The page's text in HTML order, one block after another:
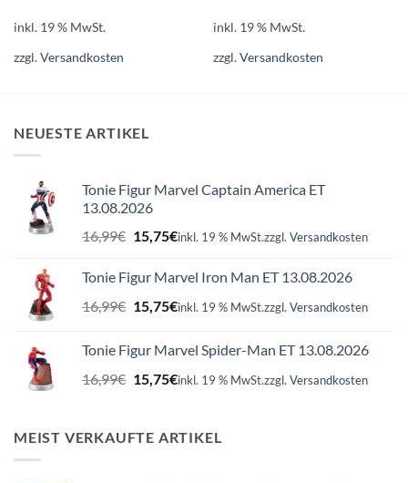
inkl. 19 % MwSt.
zzgl.Versandkosten
inkl. 19 % MwSt.
zzgl.Versandkosten
NEUESTE ARTIKEL
Tonie Figur Marvel Captain America ET
13.08.2026
16,99€ Ursprünglicher
Preis
16,99€
15,75€Aktueller
15,75€.
inkl. 19 % MwSt.zzgl. Versandkosten
Tonie Figur Marvel Iron Man ET 13.08.2026
16,99€ Ursprünglicher
Preis
16,99€
15,75€Aktueller
15,75€.
inkl. 19 % MwSt.zzgl. Versandkosten
Tonie Figur Marvel Spider-Man ET 13.08.2026
16,99€ Ursprünglicher
Preis
16,99€
15,75€Aktueller
15,75€.
inkl. 19 % MwSt.zzgl. Versandkosten
MEIST VERKAUFTE ARTIKEL